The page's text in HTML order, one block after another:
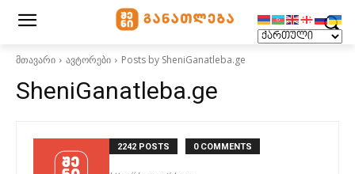
მთავარი ავტორები Posts by SheniGanatleba.ge
SheniGanatleba.ge
2242 POSTS 0 COMMENTS